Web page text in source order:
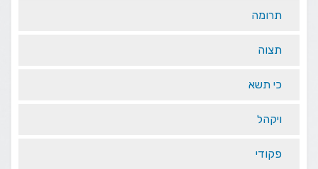
תרומה
תצוה
כי תשא
ויקהל
פקודי